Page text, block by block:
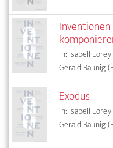
In: Isabell
Gerald Raunig
Exodus
In: Isabell
Gerald Raunig